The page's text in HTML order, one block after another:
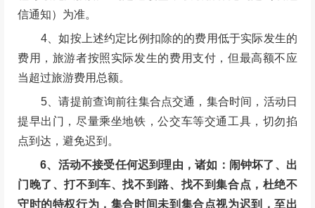
不包含费用
中转车 当地往返九子屯牧场中转面包车45元/人
餐饮 自带路餐或当地AA轻奢自助烧烤68元/人左右
其他 全程可能产生的个人消费
退改规则
订单生效后，因旅客个人原因取消订单的，费用扣除标
准如下：(活动原价*退款比例)